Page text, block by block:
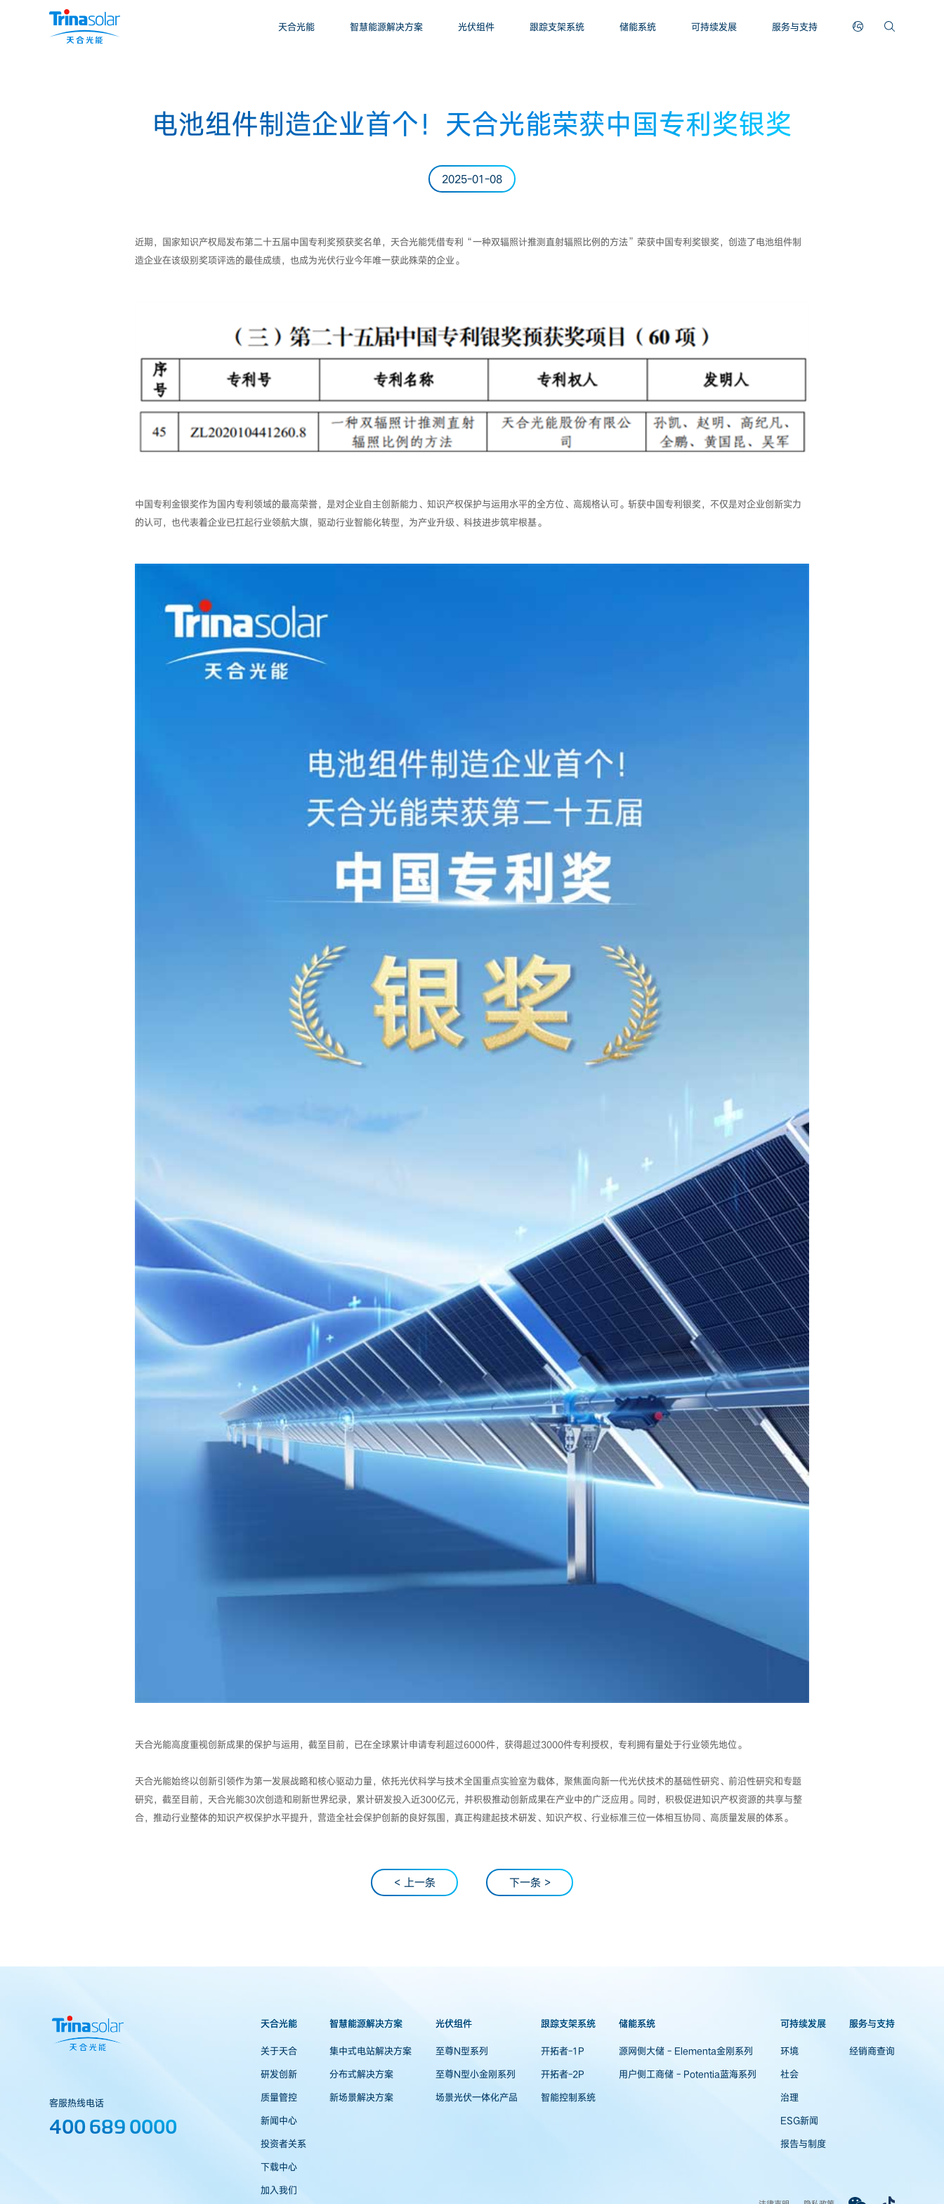
天合光能 智慧能源解决方案 光伏组件 跟踪支架系统 储能系统 可持续发展 服务与支持
电池组件制造企业首个！天合光能荣获中国专利奖银奖
2025-01-08
近期，国家知识产权局发布第二十五届中国专利奖预获奖名单，天合光能凭借专利“一种双辐照计推测直射辐照比例的方法”荣获中国专利奖银奖，创造了电池组件制
造企业在该级别奖项评选的最佳成绩，也成为光伏行业今年唯一获此殊荣的企业。
中国专利金银奖作为国内专利领域的最高荣誉，是对企业自主创新能力、知识产权保护与运用水平的全方位、高规格认可。斩获中国专利银奖，不仅是对企业创新实力
的认可，也代表着企业已扛起行业领航大旗，驱动行业智能化转型，为产业升级、科技进步筑牢根基。
天合光能高度重视创新成果的保护与运用，截至目前，已在全球累计申请专利超过6000件，获得超过3000件专利授权，专利拥有量处于行业领先地位。
天合光能始终以创新引领作为第一发展战略和核心驱动力量，依托光伏科学与技术全国重点实验室为载体，聚焦面向新一代光伏技术的基础性研究、前沿性研究和专题
研究，截至目前，天合光能30次创造和刷新世界纪录，累计研发投入近300亿元，并积极推动创新成果在产业中的广泛应用。同时，积极促进知识产权资源的共享与整
合，推动行业整体的知识产权保护水平提升，营造全社会保护创新的良好氛围，真正构建起技术研发、知识产权、行业标准三位一体相互协同、高质量发展的体系。
< 上一条 下一条 >
客服热线电话
400 689 0000
天合光能
关于天合
研发创新
质量管控
新闻中心
投资者关系
下载中心
加入我们
智慧能源解决方案
集中式电站解决方案
分布式解决方案
新场景解决方案
光伏组件
至尊N型系列
至尊N型小金刚系列
场景光伏一体化产品
跟踪支架系统
开拓者-1P
开拓者-2P
智能控制系统
储能系统
源网侧大储 - Elementa金刚系列
用户侧工商储 - Potentia蓝海系列
可持续发展
环境
社会
治理
ESG新闻
报告与制度
服务与支持
经销商查询